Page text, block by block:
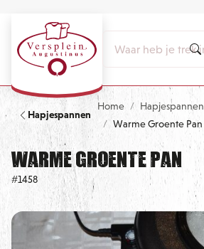
Hapjespannen
Home
Hapjespannen
Warme Groente Pan
Warme Groente Pan
#1458